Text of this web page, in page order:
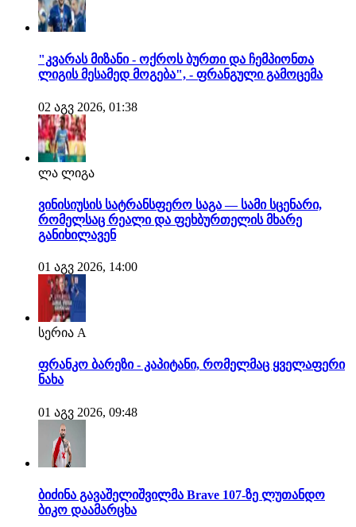
"კვარას მიზანი - ოქროს ბურთი და ჩემპიონთა
ლიგის მესამედ მოგება", - ფრანგული გამოცემა
02 აგვ 2026, 01:38
ლა ლიგა
ვინისიუსის სატრანსფერო საგა — სამი სცენარი,
რომელსაც რეალი და ფეხბურთელის მხარე
განიხილავენ
01 აგვ 2026, 14:00
სერია A
ფრანკო ბარეზი - კაპიტანი, რომელმაც ყველაფერი
ნახა
01 აგვ 2026, 09:48
ბიძინა გავაშელიშვილმა Brave 107-ზე ლუთანდო
ბიკო დაამარცხა